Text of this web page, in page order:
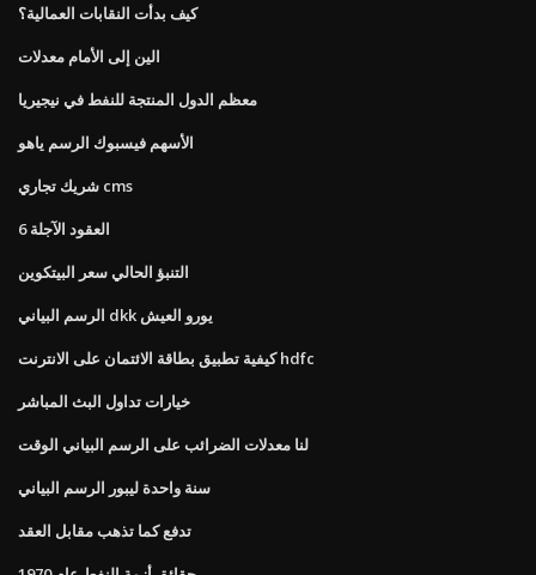
كيف بدأت النقابات العمالية؟
الين إلى الأمام معدلات
معظم الدول المنتجة للنفط في نيجيريا
الأسهم فيسبوك الرسم ياهو
شريك تجاري cms
6 العقود الآجلة
التنبؤ الحالي سعر البيتكوين
الرسم البياني dkk يورو العيش
كيفية تطبيق بطاقة الائتمان على الانترنت hdfc
خيارات تداول البث المباشر
لنا معدلات الضرائب على الرسم البياني الوقت
سنة واحدة ليبور الرسم البياني
تدفع كما تذهب مقابل العقد